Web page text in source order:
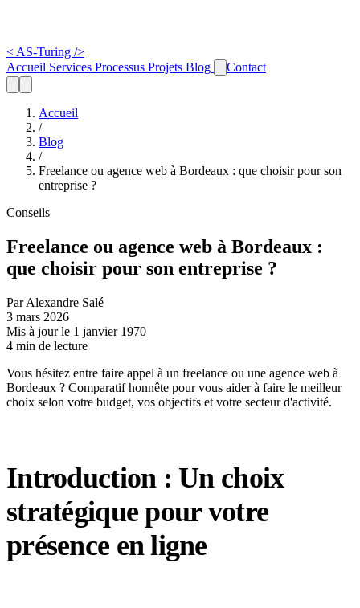
< AS-Turing />
Accueil Services Processus Projets Blog Contact
Accueil
/
Blog
/
Freelance ou agence web à Bordeaux : que choisir pour son
entreprise ?
Conseils
Freelance ou agence web à Bordeaux :
que choisir pour son entreprise ?
Par Alexandre Salé
3 mars 2026
Mis à jour le 1 janvier 1970
4 min de lecture
Vous hésitez entre faire appel à un freelance ou une agence web à
Bordeaux ? Comparatif honnête pour vous aider à faire le meilleur
choix selon votre budget, vos objectifs et votre secteur d'activité.
Introduction : Un choix
stratégique pour votre
présence en ligne